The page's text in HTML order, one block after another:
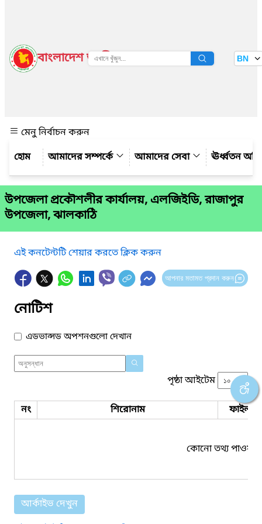
বাংলাদেশ জাতীয় তথ্য বাতায়ন BN
মেনু নির্বাচন করুন
আমাদের সম্পর্কে
আমাদের সেবা ঊর্ধ্বতন
উপজেলা প্রকৌশলীর কার্যালয়, এলজিইডি, রাজাপুর
উপজেলা, ঝালকাঠি
এই কনটেন্টটি শেয়ার করতে ক্লিক করুন
আপনার মতামত প্রদান করুন
নোটিশ
এডভান্সড অপশনগুলো দেখান
পৃষ্ঠা আইটেম
নং শিরোনাম ফাইল
কোনো তথ্য পাওয়া
আর্কাইভ দেখুন